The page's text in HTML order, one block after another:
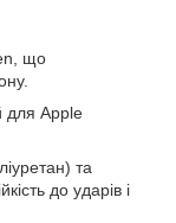
що
для Apple
та
до ударів і